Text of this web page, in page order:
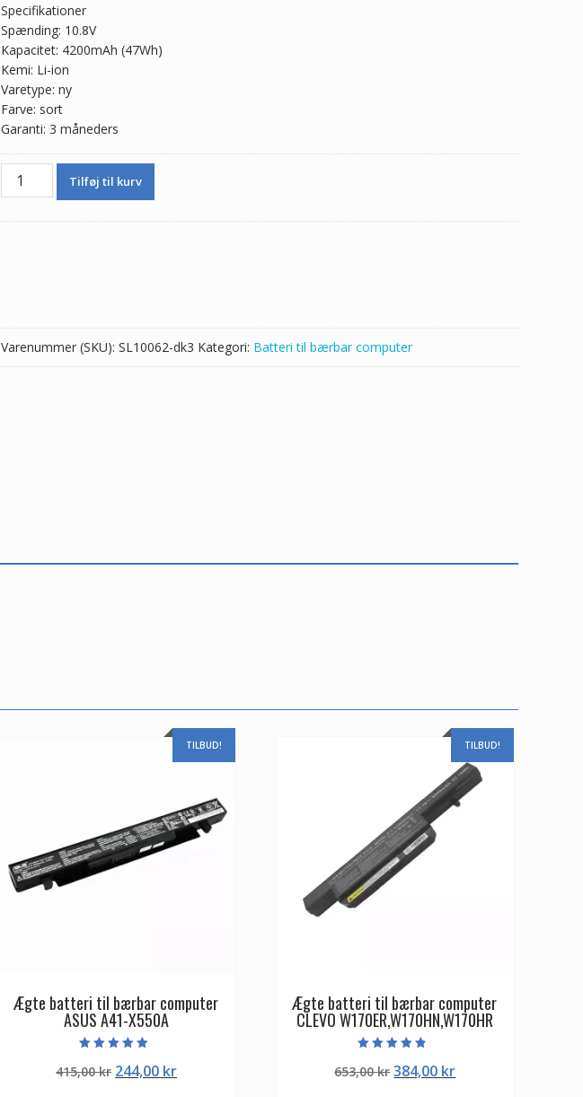
pris
var:
415,00 kr.244,00 kr.
Specifikationer
Spænding: 10.8V
Kapacitet: 4200mAh (47Wh)
Kemi: Li-ion
Varetype: ny
Farve: sort
Garanti: 3 måneders
Ægte
batteri
antal
Tilføj til kurv
Varenummer (SKU): SL10062-dk3 Kategori: Batteri til bærbar computer
TILBUD!
Ægte batteri til bærbar computer
ASUS A41-X550A
5.00
ud af 5
415,00kr Den
244,00 krDen
TILBUD!
Ægte batteri til bærbar computer
CLEVO W170ER,W170HN,W170HR
4.50
ud af 5
653,00krDen
384,00 krDen